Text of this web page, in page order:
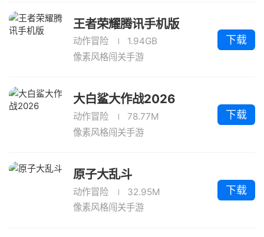
王者荣耀腾讯手机版
动作冒险
1.94GB
像素风格闯关手游
下载
大白鲨大作战2026
动作冒险
78.77M
像素风格闯关手游
下载
原子大乱斗
动作冒险
32.95M
像素风格闯关手游
下载